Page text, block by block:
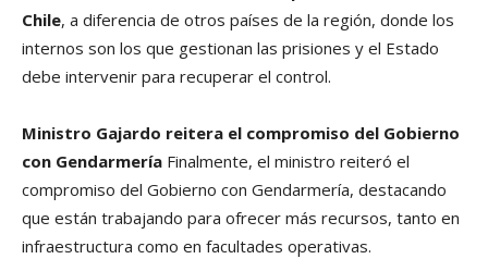
Chile, a diferencia de otros países de la región, donde los
internos son los que gestionan las prisiones y el Estado
debe intervenir para recuperar el control.
Ministro Gajardo reitera el compromiso del Gobierno
con Gendarmería Finalmente, el ministro reiteró el
compromiso del Gobierno con Gendarmería, destacando
que están trabajando para ofrecer más recursos, tanto en
infraestructura como en facultades operativas.